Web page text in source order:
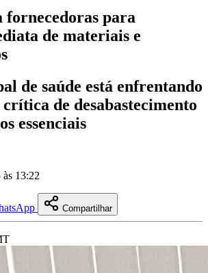
fornecedoras para
de materiais e
de saúde está enfrentando
de desabastecimento
essenciais
13:22
Compartilhar